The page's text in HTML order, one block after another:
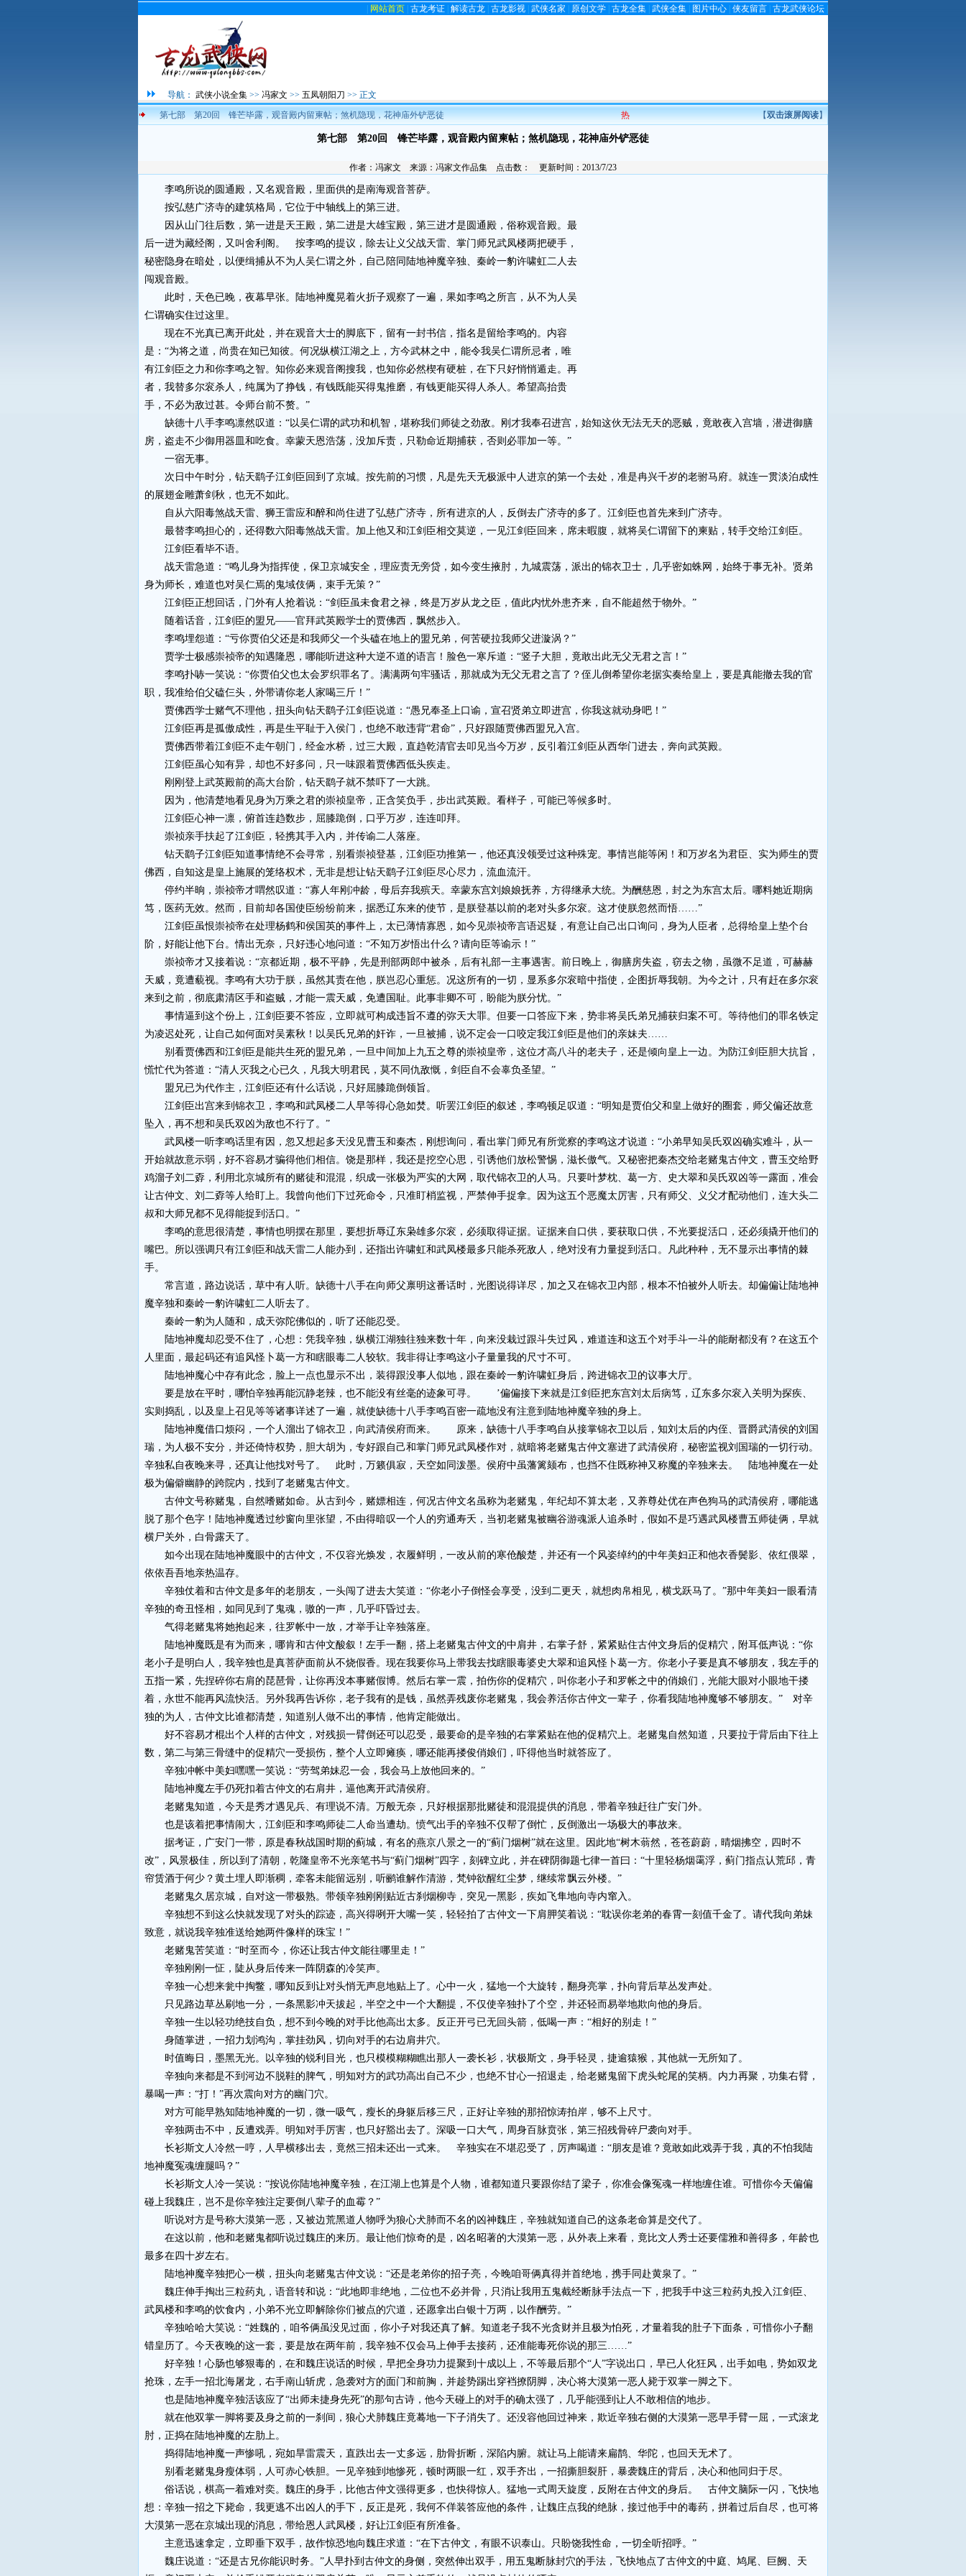
网站首页 古龙考证 解读古龙 古龙影视 武侠名家 原创文学 古龙全集 武侠全集 图片中心 侠友留言 古龙武侠论坛
导航： 武侠小说全集 >> 冯家文 >> 五凤朝阳刀 >> 正文
第七部 第20回 锋芒毕露，观音殿内留柬帖；煞机隐现，花神庙外铲恶徒
热 【双击滚屏阅读】
第七部 第20回 锋芒毕露，观音殿内留柬帖；煞机隐现，花神庙外铲恶徒
作者： 冯家文 来源： 冯家文作品集 点击数： 更新时间：2013/7/23
李鸣所说的圆通殿，又名观音殿，里面供的是南海观音菩萨。
按弘慈广济寺的建筑格局，它位于中轴线上的第三进。
因从山门往后数，第一进是天王殿，第二进是大雄宝殿，第三进才是圆通殿，俗称观音殿。最
后一进为藏经阁，又叫舍利阁。 按李鸣的提议，除去让义父战天雷、掌门师兄武凤楼两把硬手，
秘密隐身在暗处，以便缉捕从不为人吴仁谓之外，自己陪同陆地神魔辛独、秦岭一豹许啸虹二人去
闯观音殿。
此时，天色已晚，夜幕早张。陆地神魔晃着火折子观察了一遍，果如李鸣之所言，从不为人吴
仁谓确实住过这里。
现在不光真已离开此处，并在观音大士的脚底下，留有一封书信，指名是留给李鸣的。内容
是：“为将之道，尚贵在知已知彼。何况纵横江湖之上，方今武林之中，能令我吴仁谓所忌者，唯
有江剑臣之力和你李鸣之智。知你必来观音阁搜我，也知你必然楔有硬桩，在下只好悄悄遁走。再
者，我替多尔衮杀人，纯属为了挣钱，有钱既能买得鬼推磨，有钱更能买得人杀人。希望高抬贵
手，不必为敌过甚。令师台前不赘。”
缺德十八手李鸣凛然叹道：“以吴仁谓的武功和机智，堪称我们师徒之劲敌。刚才我奉召进宫，始知这伙无法无天的恶贼，竟敢夜入宫墙，潜进御膳
房，盗走不少御用器皿和吃食。幸蒙天恩浩荡，没加斥责，只勒命近期捕获，否则必罪加一等。”
一宿无事。
次日中午时分，钻天鹞子江剑臣回到了京城。按先前的习惯，凡是先天无极派中人进京的第一个去处，准是冉兴千岁的老驸马府。就连一贯淡泊成性
的展翅金雕萧剑秋，也无不如此。
自从六阳毒煞战天雷、狮王雷应和醉和尚住进了弘慈广济寺，所有进京的人，反倒去广济寺的多了。江剑臣也首先来到广济寺。
最替李鸣担心的，还得数六阳毒煞战天雷。加上他又和江剑臣相交莫逆，一见江剑臣回来，席未暇腹，就将吴仁谓留下的柬贴，转手交给江剑臣。
江剑臣看毕不语。
战天雷急道：“鸣儿身为指挥使，保卫京城安全，理应责无旁贷，如今变生掖肘，九城震荡，派出的锦衣卫士，几乎密如蛛网，始终于事无补。贤弟
身为师长，难道也对吴仁焉的鬼域伎俩，束手无策？”
江剑臣正想回话，门外有人抢着说：“剑臣虽未食君之禄，终是万岁从龙之臣，值此内忧外患齐来，自不能超然于物外。”
随着话音，江剑臣的盟兄——官拜武英殿学士的贾佛西，飘然步入。
李鸣埋怨道：“亏你贾伯父还是和我师父一个头磕在地上的盟兄弟，何苦硬拉我师父进漩涡？”
贾学士极感崇祯帝的知遇隆恩，哪能听进这种大逆不道的语言！脸色一寒斥道：“竖子大胆，竟敢出此无父无君之言！”
李鸣扑哧一笑说：“你贾伯父也太会罗织罪名了。满满两句牢骚话，那就成为无父无君之言了？侄儿倒希望你老据实奏给皇上，要是真能撤去我的官
职，我准给伯父磕仨头，外带请你老人家喝三斤！”
贾佛西学士赌气不理他，扭头向钻天鹞子江剑臣说道：“愚兄奉圣上口谕，宣召贤弟立即进宫，你我这就动身吧！”
江剑臣再是孤傲成性，再是生平耻于入侯门，也绝不敢违背“君命”，只好跟随贾佛西盟兄入宫。
贾佛西带着江剑臣不走午朝门，经金水桥，过三大殿，直趋乾清官去叩见当今万岁，反引着江剑臣从西华门进去，奔向武英殿。
江剑臣虽心知有异，却也不好多问，只一味跟着贾佛西低头疾走。
刚刚登上武英殿前的高大台阶，钻天鹞子就不禁吓了一大跳。
因为，他清楚地看见身为万乘之君的崇祯皇帝，正含笑负手，步出武英殿。看样子，可能已等候多时。
江剑臣心神一凛，俯首连趋数步，屈膝跪倒，口乎万岁，连连叩拜。
崇祯亲手扶起了江剑臣，轻携其手入内，并传谕二人落座。
钻天鹞子江剑臣知道事情绝不会寻常，别看崇祯登基，江剑臣功推第一，他还真没领受过这种殊宠。事情岂能等闲！和万岁名为君臣、实为师生的贾
佛西，自知这是皇上施展的笼络权术，无非是想让钻天鹞子江剑臣尽心尽力，流血流汗。
停约半晌，崇祯帝才喟然叹道：“寡人年刚冲龄，母后弃我殡天。幸蒙东宫刘娘娘抚养，方得继承大统。为酬慈恩，封之为东宫太后。哪料她近期病
笃，医药无效。然而，目前却各国使臣纷纷前来，据悉辽东来的使节，是朕登基以前的老对头多尔衮。这才使朕忽然而悟……”
江剑臣虽恨崇祯帝在处理杨鹤和侯国英的事件上，太已薄情寡恩，如今见崇祯帝言语迟疑，有意让自己出口询问，身为人臣者，总得给皇上垫个台
阶，好能让他下台。情出无奈，只好违心地问道：“不知万岁悟出什么？请向臣等谕示！”
崇祯帝才又接着说：“京都近期，极不平静，先是刑部两郎中被杀，后有礼部一主事遇害。前日晚上，御膳房失盗，窃去之物，虽微不足道，可赫赫
天威，竟遭藐视。李鸣有大功于朕，虽然其责在他，朕岂忍心重惩。况这所有的一切，显系多尔衮暗中指使，企图折辱我朝。为今之计，只有赶在多尔衮
来到之前，彻底肃清区手和盗贼，才能一震天威，免遭国耻。此事非卿不可，盼能为朕分忧。”
事情逼到这个份上，江剑臣要不答应，立即就可构成违旨不遵的弥天大罪。但要一口答应下来，势非将吴氏弟兄捕获归案不可。等待他们的罪名铁定
为凌迟处死，让自己如何面对吴素秋！以吴氏兄弟的奸诈，一旦被捕，说不定会一口咬定我江剑臣是他们的亲妹夫……
别看贾佛西和江剑臣是能共生死的盟兄弟，一旦中间加上九五之尊的崇祯皇帝，这位才高八斗的老夫子，还是倾向皇上一边。为防江剑臣胆大抗旨，
慌忙代为答道：“清人灭我之心已久，凡我大明君民，莫不同仇敌慨，剑臣自不会辜负圣望。”
盟兄已为代作主，江剑臣还有什么话说，只好屈膝跪倒领旨。
江剑臣出宫来到锦衣卫，李鸣和武凤楼二人早等得心急如焚。听罢江剑臣的叙述，李鸣顿足叹道：“明知是贾伯父和皇上做好的圈套，师父偏还故意
坠入，再不想和吴氏双凶为敌也不行了。”
武凤楼一听李鸣话里有因，忽又想起多天没见曹玉和秦杰，刚想询问，看出掌门师兄有所觉察的李鸣这才说道：“小弟早知吴氏双凶确实难斗，从一
开始就故意示弱，好不容易才骗得他们相信。饶是那样，我还是挖空心思，引诱他们放松警惕，滋长傲气。又秘密把秦杰交给老赌鬼古仲文，曹玉交给野
鸡溜子刘二孬，利用北京城所有的赌徒和混混，织成一张极为严实的大网，取代锦衣卫的人马。只要叶梦枕、葛一方、史大翠和吴氏双凶等一露面，准会
让古仲文、刘二孬等人给盯上。我曾向他们下过死命令，只准盯梢监视，严禁伸手捉拿。因为这五个恶魔太厉害，只有师父、义父才配动他们，连大头二
叔和大师兄都不见得能捉到活口。”
李鸣的意思很清楚，事情也明摆在那里，要想折辱辽东枭雄多尔衮，必须取得证据。证据来自口供，要获取口供，不光要捉活口，还必须撬开他们的
嘴巴。所以强调只有江剑臣和战天雷二人能办到，还指出许啸虹和武凤楼最多只能杀死敌人，绝对没有力量捉到活口。凡此种种，无不显示出事情的棘
手。
常言道，路边说话，草中有人听。缺德十八手在向师父禀明这番话时，光图说得详尽，加之又在锦衣卫内部，根本不怕被外人听去。却偏偏让陆地神
魔辛独和秦岭一豹许啸虹二人听去了。
秦岭一豹为人随和，成天弥陀佛似的，听了还能忍受。
陆地神魔却忍受不住了，心想：凭我辛独，纵横江湖独往独来数十年，向来没栽过跟斗失过风，难道连和这五个对手斗一斗的能耐都没有？在这五个
人里面，最起码还有追风怪卜葛一方和瞎眼毒二人较软。我非得让李鸣这小子量量我的尺寸不可。
陆地神魔心中存有此念，脸上一点也显示不出，装得跟没事人似地，跟在秦岭一豹许啸虹身后，跨进锦衣卫的议事大厅。
要是放在平时，哪怕辛独再能沉静老辣，也不能没有丝毫的迹象可寻。 ’偏偏接下来就是江剑臣把东宫刘太后病笃，辽东多尔衮入关明为探疾、
实则捣乱，以及皇上召见等等诸事详述了一遍，就使缺德十八手李鸣百密一疏地没有注意到陆地神魔辛独的身上。
陆地神魔借口烦闷，一个人溜出了锦衣卫，向武清侯府而来。 原来，缺德十八手李鸣自从接掌锦衣卫以后，知刘太后的内侄、晋爵武清侯的刘国
瑞，为人极不安分，并还倚恃权势，胆大胡为，专好跟自己和掌门师兄武凤楼作对，就暗将老赌鬼古仲文塞进了武清侯府，秘密监视刘国瑞的一切行动。
辛独私自夜晚来寻，还真让他找对号了。 此时，万籁俱寂，天空如同泼墨。侯府中虽藩篱颏布，也挡不住既称神又称魔的辛独来去。 陆地神魔在一处
极为偏僻幽静的跨院内，找到了老赌鬼古仲文。
古仲文号称赌鬼，自然嗜赌如命。从古到今，赌嫖相连，何况古仲文名虽称为老赌鬼，年纪却不算太老，又养尊处优在声色狗马的武清侯府，哪能逃
脱了那个色字！陆地神魔透过纱窗向里张望，不由得暗叹一个人的穷通寿夭，当初老赌鬼被幽谷游魂派人追杀时，假如不是巧遇武凤楼曹五师徒俩，早就
横尸关外，白骨露天了。
如今出现在陆地神魔眼中的古仲文，不仅容光焕发，衣履鲜明，一改从前的寒伧酸楚，并还有一个风姿绰约的中年美妇正和他衣香鬓影、依红偎翠，
依依吾吾地亲热温存。
辛独仗着和古仲文是多年的老朋友，一头闯了进去大笑道：“你老小子倒怪会享受，没到二更天，就想肉帛相见，横戈跃马了。”那中年美妇一眼看清
辛独的奇丑怪相，如同见到了鬼魂，嗷的一声，几乎吓昏过去。
气得老赌鬼将她抱起来，往罗帐中一放，才举手让辛独落座。
陆地神魔既是有为而来，哪肯和古仲文酸叙！左手一翻，搭上老赌鬼古仲文的中肩井，右掌子舒，紧紧贴住古仲文身后的促精穴，附耳低声说：“你
老小子是明白人，我辛独也是真菩萨面前从不烧假香。现在我要你马上带我去找瞎眼毒婆史大翠和追风怪卜葛一方。你老小子要是真不够朋友，我左手的
五指一紧，先捏碎你右肩的琵琶骨，让你再没本事赌假博。然后右掌一震，拍伤你的促精穴，叫你老小子和罗帐之中的俏娘们，光能大眼对小眼地干搂
着，永世不能再风流快活。另外我再告诉你，老子我有的是钱，虽然弄残废你老赌鬼，我会养活你古仲文一辈子，你看我陆地神魔够不够朋友。” 对辛
独的为人，古仲文比谁都清楚，知道别人做不出的事情，他肯定能做出。
好不容易才棍出个人样的古仲文，对残损一臂倒还可以忍受，最要命的是辛独的右掌紧贴在他的促精穴上。老赌鬼自然知道，只要拉于背后由下往上
数，第二与第三骨缝中的促精穴一受损伤，整个人立即瘫痪，哪还能再搂俊俏娘们，吓得他当时就答应了。
辛独冲帐中美妇嘿嘿一笑说：“劳驾弟妹忍一会，我会马上放他回来的。”
陆地神魔左手仍死扣着古仲文的右肩井，逼他离开武清侯府。
老赌鬼知道，今天是秀才遇见兵、有理说不清。万般无奈，只好根据那批赌徒和混混提供的消息，带着辛独赶往广安门外。
也是该着把事情闹大，江剑臣和李鸣师徒二人命当遭劫。愤气出手的辛独不仅帮了倒忙，反倒激出一场极大的事故来。
据考证，广安门一带，原是春秋战国时期的蓟城，有名的燕京八景之一的“蓟门烟树”就在这里。因此地“树木蓊然，苍苍蔚蔚，晴烟拂空，四时不
改”，风景极佳，所以到了清朝，乾隆皇帝不光亲笔书与“蓟门烟树”四字，刻碑立此，并在碑阴御题七律一首曰：“十里轻杨烟霭浮，蓟门指点认荒邱，青
帘赁酒于何少？黄土埋人即渐稠，牵客未能留远别，听鹂谁解作清游，梵钟欲醒红尘梦，继续常飘云外楼。”
老赌鬼久居京城，自对这一带极熟。带领辛独刚刚贴近古刹烟柳寺，突见一黑影，疾如飞隼地向寺内窜入。
辛独想不到这么快就发现了对头的踪迹，高兴得咧开大嘴一笑，轻轻拍了古仲文一下肩胛笑着说：“耽误你老弟的春霄一刻值千金了。请代我向弟妹
致意，就说我辛独准送给她两件像样的珠宝！”
老赌鬼苦笑道：“时至而今，你还让我古仲文能往哪里走！”
辛独刚刚一怔，陡从身后传来一阵阴森的冷笑声。
辛独一心想来瓮中掏鳖，哪知反到让对头悄无声息地贴上了。心中一火，猛地一个大旋转，翻身亮掌，扑向背后草丛发声处。
只见路边草丛刷地一分，一条黑影冲天拔起，半空之中一个大翻提，不仅使辛独扑了个空，并还轻而易举地欺向他的身后。
辛独一生以轻功绝技自负，想不到今晚的对手比他高出太多。反正开弓已无回头箭，低喝一声：“相好的别走！”
身随掌进，一招力划鸿沟，掌挂劲风，切向对手的右边肩井穴。
时值晦日，墨黑无光。以辛独的锐利目光，也只模模糊糊瞧出那人一袭长衫，状极斯文，身手轻灵，捷逾猿猴，其他就一无所知了。
辛独向来都是不到河边不脱鞋的脾气，明知对方的武功高出自己不少，也绝不甘心一招退走，给老赌鬼留下虎头蛇尾的笑柄。内力再聚，功集右臂，
暴喝一声：“打！”再次震向对方的幽门穴。
对方可能早熟知陆地神魔的一切，微一吸气，瘦长的身躯后移三尺，正好让辛独的那招惊涛拍岸，够不上尺寸。
辛独两击不中，反遭戏弄。明知对手厉害，也只好豁出去了。深吸一口大气，周身百脉贲张，第三招残骨碎尸袭向对手。
长衫斯文人冷然一哼，人早横移出去，竟然三招未还出一式来。 辛独实在不堪忍受了，厉声喝道：“朋友是谁？竟敢如此戏弄于我，真的不怕我陆
地神魔冤魂缠腿吗？”
长衫斯文人冷一笑说：“按说你陆地神魔辛独，在江湖上也算是个人物，谁都知道只要跟你结了梁子，你准会像冤魂一样地缠住谁。可惜你今天偏偏
碰上我魏庄，岂不是你辛独注定要倒八辈子的血霉？”
听说对方是号称大漠第一恶，又被边荒黑道人物呼为狼心犬肺而不名的凶神魏庄，辛独就知道自己的这条老命算是交代了。
在这以前，他和老赌鬼都听说过魏庄的来历。最让他们惊奇的是，凶名昭著的大漠第一恶，从外表上来看，竟比文人秀士还要儒雅和善得多，年龄也
最多在四十岁左右。
陆地神魔辛独把心一横，扭头向老赌鬼古仲文说：“还是老弟你的招子亮，今晚咱哥俩真得并首绝地，携手同赴黄泉了。”
魏庄伸手掏出三粒药丸，语音转和说：“此地即非绝地，二位也不必并骨，只消让我用五鬼截经断脉手法点一下，把我手中这三粒药丸投入江剑臣、
武凤楼和李鸣的饮食内，小弟不光立即解除你们被点的穴道，还愿拿出白银十万两，以作酬劳。”
辛独哈哈大笑说：“姓魏的，咱爷俩虽没见过面，你小子对我还真了解。知道老子我不光贪财并且极为怕死，才量着我的肚子下面条，可惜你小子翻
错皇历了。今天夜晚的这一套，要是放在两年前，我辛独不仅会马上伸手去接药，还准能毒死你说的那三……”
好辛独！心肠也够狠毒的，在和魏庄说话的时候，早把全身功力提聚到十成以上，不等最后那个“人”字说出口，早已人化狂风，出手如电，势如双龙
抢珠，左手一招北海屠龙，右手南山斩虎，急袭对方的面门和前胸，并趁势踢出穿裆撩阴脚，决心将大漠第一恶人毙于双掌一脚之下。
也是陆地神魔辛独活该应了“出师未捷身先死”的那句古诗，他今天碰上的对手的确太强了，几乎能强到让人不敢相信的地步。
就在他双掌一脚将要及身之前的一刹间，狼心犬肺魏庄竟蓦地一下子消失了。还没容他回过神来，欺近辛独右侧的大漠第一恶早手臂一屈，一式滚龙
肘，正捣在陆地神魔的左肋上。
捣得陆地神魔一声惨吼，宛如旱雷震天，直跌出去一丈多远，肋骨折断，深陷内腑。就让马上能请来扁鹊、华陀，也回天无术了。
别看老赌鬼身瘦体弱，人可赤心铁胆。一见辛独到地惨死，顿时两眼一红，双手齐出，一招撕胆裂肝，暴袭魏庄的背后，决心和他同归于尽。
俗话说，棋高一着难对奕。魏庄的身手，比他古仲文强得更多，也快得惊人。猛地一式周天旋度，反附在古仲文的身后。 古仲文脑际一闪，飞快地
想：辛独一招之下毙命，我更逃不出凶人的手下，反正是死，我何不佯装答应他的条件，让魏庄点我的绝脉，接过他手中的毒药，拼着过后自尽，也可将
大漠第一恶在京城出现的消息，带给恩人武凤楼，好让江剑臣有所准备。
主意迅速拿定，立即垂下双手，故作惊恐地向魏庄求道：“在下古仲文，有眼不识泰山。只盼饶我性命，一切全听招呼。”
魏庄说道：“还是古兄你能识时务。”人早扑到古仲文的身侧，突然伸出双手，用五鬼断脉封穴的手法，飞快地点了古仲文的中庭、鸠尾、巨阙、天